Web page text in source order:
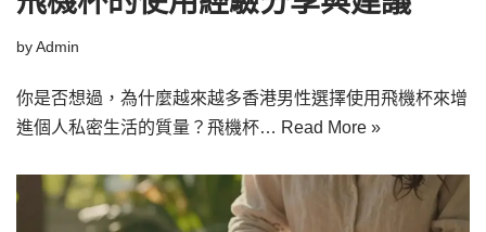
byAdmin
你是否想過，為什麼越來越多香港男性選擇使用飛機杯來增
進個人私密生活的質量？飛機杯… Read More »